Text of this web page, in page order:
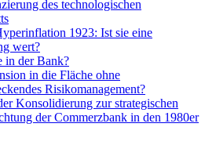
des technologischen
1923: Ist sie eine
wert?
in der Bank?
in die Fläche ohne
Risikomanagement?
Konsolidierung zur strategischen
der Commerzbank in den 1980er